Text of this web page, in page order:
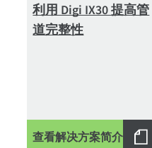
利用 Digi IX30 提高管
道完整性
查看解决方案简介